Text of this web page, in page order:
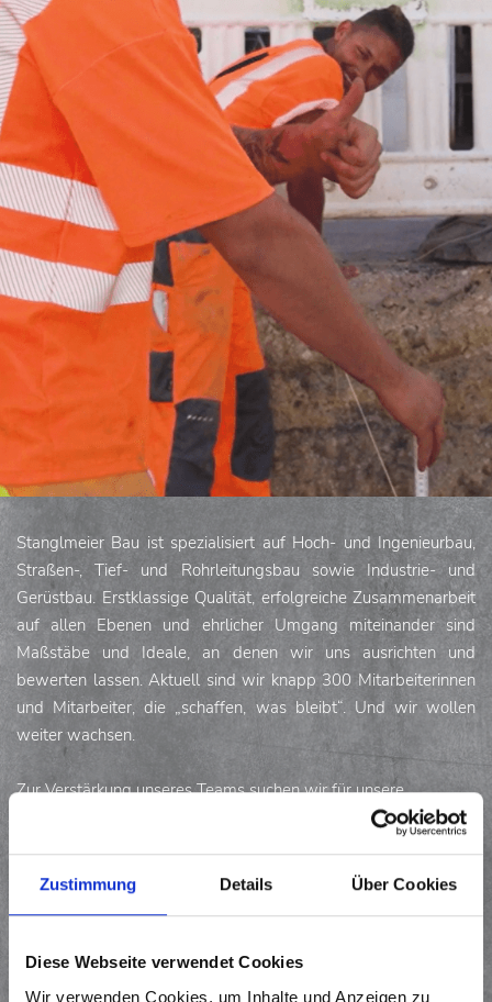
Zustimmung Details Über Cookies
Diese Webseite verwendet Cookies
Wir verwenden Cookies, um Inhalte und Anzeigen zu
Stanglmeier Bau ist spezialisiert auf Hoch- und Ingenieurbau,
Straßen-, Tief- und Rohrleitungsbau sowie Industrie- und
Gerüstbau. Erstklassige Qualität, erfolgreiche Zusammenarbeit
auf allen Ebenen und ehrlicher Umgang miteinander sind
Maßstäbe und Ideale, an denen wir uns ausrichten und
bewerten lassen. Aktuell sind wir knapp 300 Mitarbeiterinnen
und Mitarbeiter, die „schaffen, was bleibt“. Und wir wollen
weiter wachsen.
Zur Verstärkung unseres Teams suchen wir für unsere
VORARBEITER*IN FÜR STRASSEN- U
M/W/D)